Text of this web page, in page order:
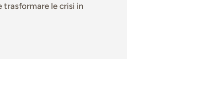
trasformare le crisi in